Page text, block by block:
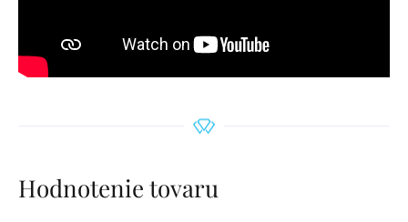
Hodnotenie tovaru